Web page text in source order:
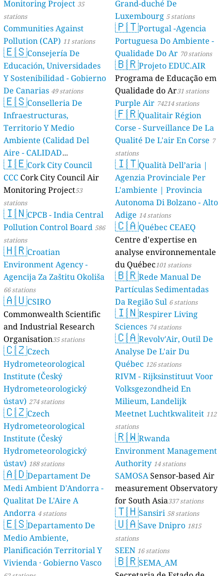
Monitoring Project 35
stations
Communities Against
Pollution (CAP) 11 stations
🇪🇸Consejería De
Educación, Universidades
Y Sostenibilidad - Gobierno
De Canarias 49 stations
🇪🇸Conselleria De
Infraestructuras,
Territorio Y Medio
Ambiente (Calidad Del
Aire - CALIDAD
AMBIENTAL) 23 stations
🇮🇪Cork City Council
CCC Cork City Council Air
Monitoring Project53
stations
🇮🇳CPCB - India Central
Pollution Control Board 586
stations
🇭🇷Croatian
Environment Agency -
Agencija Za Zaštitu Okoliša
66 stations
🇦🇺CSIRO
Commonwealth Scientific
and Industrial Research
Organisation35 stations
🇨🇿Czech
Hydrometeorological
Institute (Český
Hydrometeorologický
ústav) 274 stations
🇨🇿Czech
Hydrometeorological
Institute (Český
Hydrometeorologický
ústav) 188 stations
🇦🇩Departament De
Medi Ambient D'Andorra -
Qualitat De L'Aire A
Andorra 4 stations
🇪🇸Departamento De
Medio Ambiente,
Planificación Territorial Y
Vivienda · Gobierno Vasco
Grand-duché De
Luxembourg 5 stations
🇵🇹Portugal -Agencia
Portuguesa Do Ambiente -
Qualidade Do Ar 70 stations
🇧🇷Projeto EDUC.AIR
Programa de Educação em
Qualidade do Ar31 stations
Purple Air 74214 stations
🇫🇷Qualitair Région
Corse - Surveillance De La
Qualité De L'air En Corse 7
stations
🇮🇹Qualità Dell’aria |
Agenzia Provinciale Per
L'ambiente | Provincia
Autonoma Di Bolzano - Alto
Adige 14 stations
🇨🇦Québec CEAEQ
Centre d'expertise en
analyse environnementale
du Québec101 stations
🇧🇷Rede Manual De
Partículas Sedimentadas
Da Região Sul 6 stations
🇮🇳Respirer Living
Sciences 74 stations
🇨🇦Revolv'Air, Outil De
Analyse De L'air Du
Québec 126 stations
RIVM - Rijksinstituut Voor
Volksgezondheid En
Milieum, Landelijk
Meetnet Luchtkwaliteit 112
stations
🇷🇼Rwanda
Environment Management
Authority 14 stations
SAMOSASensor-based Air
measurement Observatory
for South Asia337 stations
🇹🇭Sansiri 58 stations
🇺🇦Save Dnipro 1815
stations
SEEN 16 stations
🇧🇷SEMA_AM